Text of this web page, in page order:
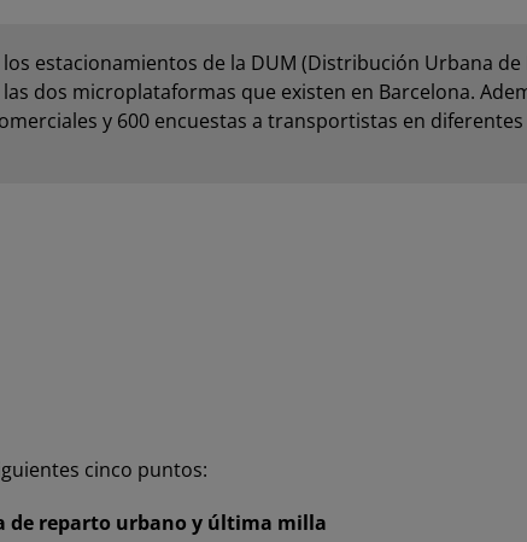
estacionamientos de la DUM (Distribución Urbana
dos microplataformas que existen en Barcelona.
y 600 encuestas a transportistas en
cinco puntos:
de reparto urbano y última milla